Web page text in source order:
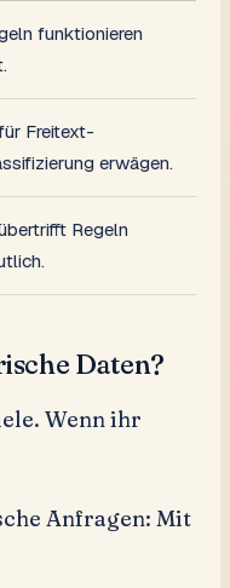
funktionieren
Freitext-
erwägen.
Regeln
Daten?
Wenn ihr
Anfragen: Mit